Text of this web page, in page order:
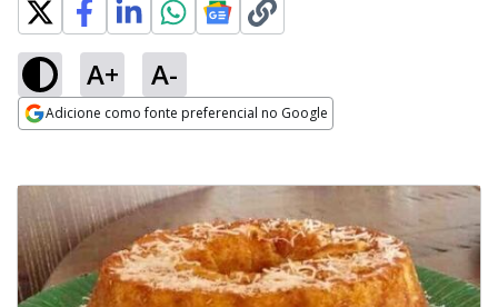
A+ A-
Adicione como fonte preferencial no Google